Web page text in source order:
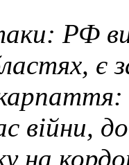
РФ
є
війни,
на